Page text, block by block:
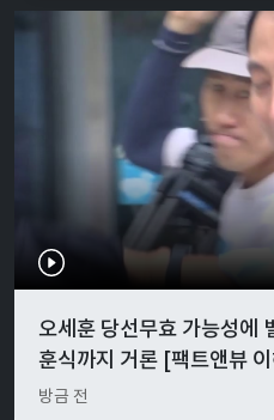
오세훈 당선무효 가능성
훈식까지 거론 [팩트앤뷰
방금 전